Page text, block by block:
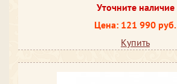
Уточните наличие
Цена: 121 990 руб.
Купить